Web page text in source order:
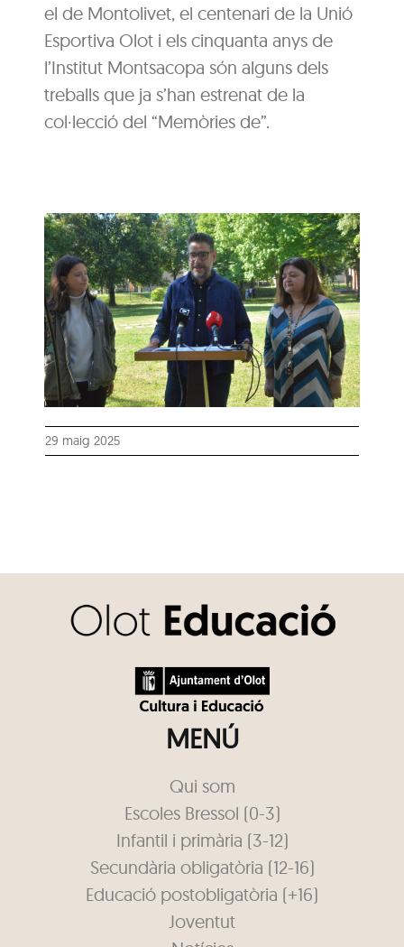
el de Montolivet, el centenari de la Unió
Esportiva Olot i els cinquanta anys de
l’Institut Montsacopa són alguns dels
treballs que ja s’han estrenat de la
col·lecció del “Memòries de”.
29 maig 2025
MENÚ
Qui som
Escoles Bressol (0-3)
Infantil i primària (3-12)
Secundària obligatòria (12-16)
Educació postobligatòria (+16)
Joventut